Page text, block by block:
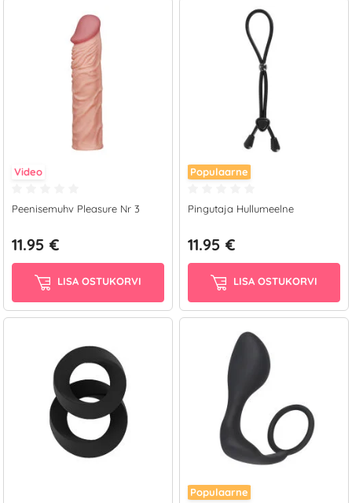
Video
Peenisemuhv Pleasure Nr 3
11.95 €
LISA OSTUKORVI
Populaarne
Pingutaja Hullumeelne
11.95 €
LISA OSTUKORVI
Populaarne